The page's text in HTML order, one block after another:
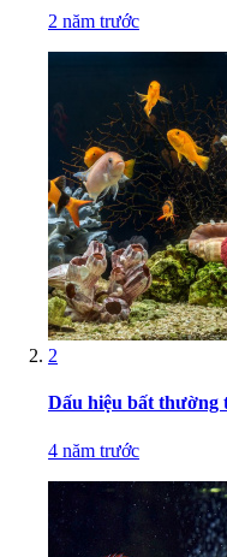
2 năm trước
2
Dấu hiệu bất thường
4 năm trước